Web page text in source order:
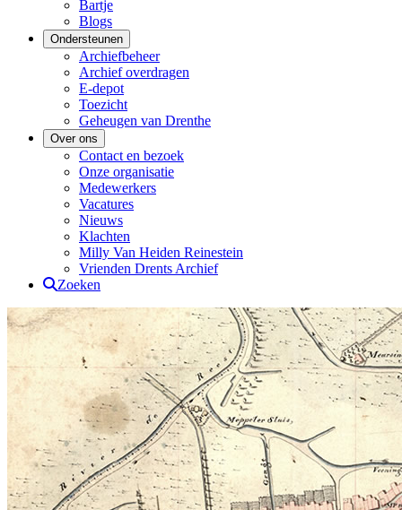
Bartje
Blogs
Ondersteunen
Archiefbeheer
Archief overdragen
E-depot
Toezicht
Geheugen van Drenthe
Over ons
Contact en bezoek
Onze organisatie
Medewerkers
Vacatures
Nieuws
Klachten
Milly Van Heiden Reinestein
Vrienden Drents Archief
Zoeken
Drents Archief